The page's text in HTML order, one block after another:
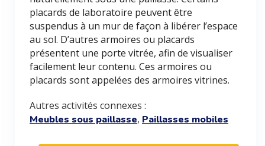
placards de laboratoire peuvent être
suspendus à un mur de façon à libérer l’espace
au sol. D’autres armoires ou placards
présentent une porte vitrée, afin de visualiser
facilement leur contenu. Ces armoires ou
placards sont appelées des armoires vitrines.
Autres activités connexes :
Meubles sous paillasse, Paillasses mobiles